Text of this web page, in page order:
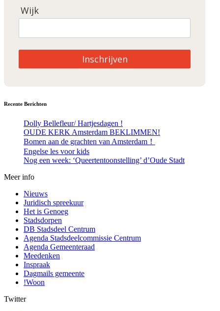
Wijk
Inschrijven
Recente Berichten
Dolly Bellefleur/ Hartjesdagen !
OUDE KERK Amsterdam BEKLIMMEN!
Bomen aan de grachten van Amsterdam！
Engelse les voor kids
Nog een week: ‘Queertentoonstelling’ d’Oude Stadt
Meer info
Nieuws
Juridisch spreekuur
Het is Genoeg
Stadsdorpen
DB Stadsdeel Centrum
Agenda Stadsdeelcommissie Centrum
Agenda Gemeenteraad
Meedenken
Inspraak
Dagmails gemeente
!Woon
Twitter